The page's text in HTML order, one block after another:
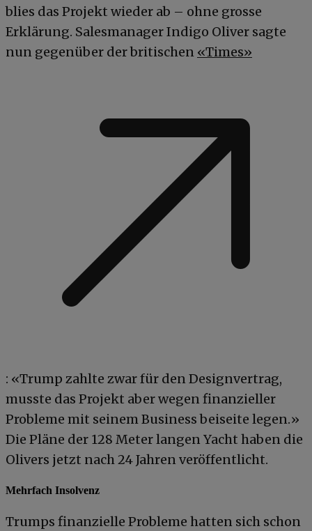
blies das Projekt wieder ab – ohne grosse
Erklärung. Salesmanager Indigo Oliver sagte
nun gegenüber der britischen «Times»
: «Trump zahlte zwar für den Designvertrag,
musste das Projekt aber wegen finanzieller
Probleme mit seinem Business beiseite legen.»
Die Pläne der 128 Meter langen Yacht haben die
Olivers jetzt nach 24 Jahren veröffentlicht.
Mehrfach Insolvenz
Trumps finanzielle Probleme hatten sich schon